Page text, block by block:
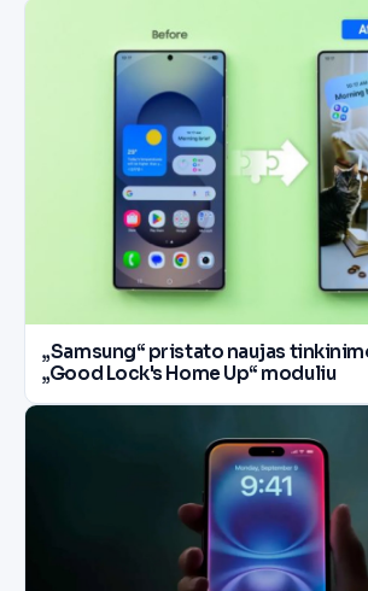
„Samsung“ pristato naujas
„Good Lock's Home Up“ moduliu